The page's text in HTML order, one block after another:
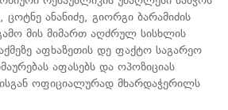
ანანიძე, გიორგი ბარამიძის
მის მიმართ აღძრულ სისხლის
აფხაზეთის დე ფაქტო საგარეო
აფასებს და ოპოზიციას
ოფიციალურად მხარდაჭერილს